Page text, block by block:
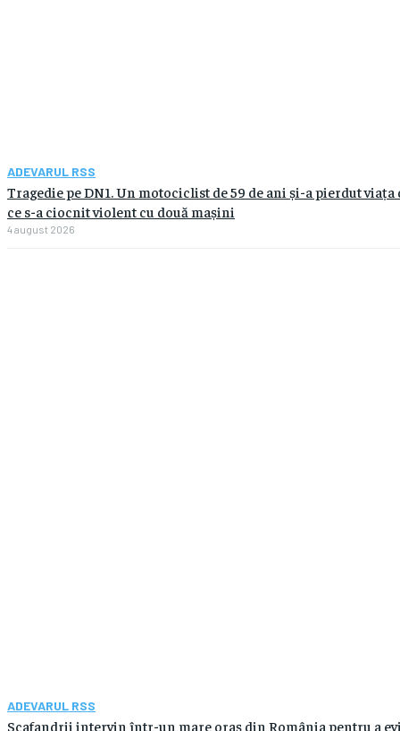
ADEVARUL RSS
Tragedie pe DN1. Un motociclist de 59 de ani și-a pierdut viața
ce s-a ciocnit violent cu două mașini
4 august 2026
ADEVARUL RSS
Scafandrii intervin într-un mare oraș din România pentru a